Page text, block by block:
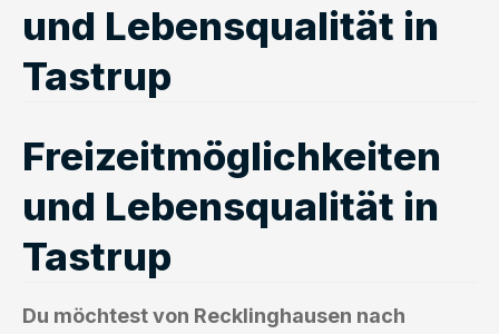
und Lebensqualität in
Tastrup
Freizeitmöglichkeiten
und Lebensqualität in
Tastrup
Du möchtest von Recklinghausen nach